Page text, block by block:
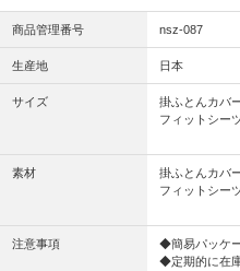
商品管理番号 nsz-087
生産地 日本
サイズ
掛ふとんカバ
フィットシー
素材
掛ふとんカバ
フィットシー
注意事項
◆簡易パッケ
◆定期的に在